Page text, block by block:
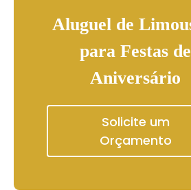
Aluguel de
para Festas de
Aniversário
Solicite um
Orçamento